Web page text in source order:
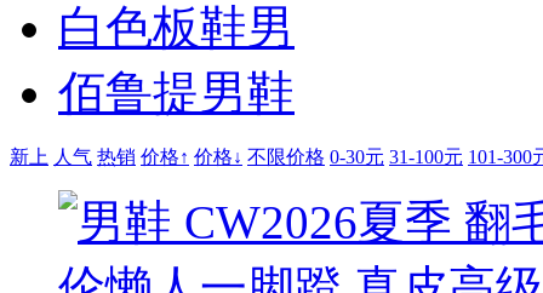
白色板鞋男
佰鲁提男鞋
新上 人气 热销 价格↑ 价格↓ 不限价格 0-30元 31-100元 101-300